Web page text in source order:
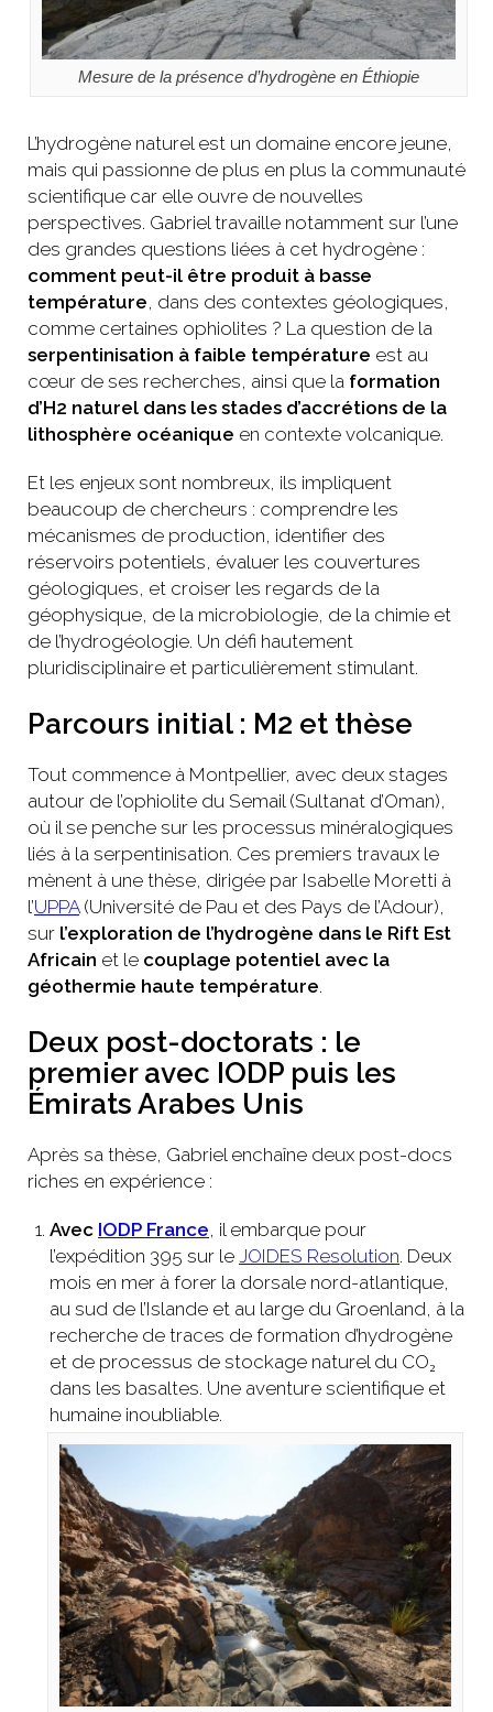
Mesure de la présence d’hydrogène en Éthiopie
L’hydrogène naturel est un domaine encore jeune,
mais qui passionne de plus en plus la communauté
scientifique car elle ouvre de nouvelles
perspectives. Gabriel travaille notamment sur l’une
des grandes questions liées à cet hydrogène :
comment peut-il être produit à basse
température, dans des contextes géologiques,
comme certaines ophiolites ? La question de la
serpentinisation à faible température est au
cœur de ses recherches, ainsi que la formation
d’H2 naturel dans les stades d’accrétions de la
lithosphère océanique en contexte volcanique.
Et les enjeux sont nombreux, ils impliquent
beaucoup de chercheurs : comprendre les
mécanismes de production, identifier des
réservoirs potentiels, évaluer les couvertures
géologiques, et croiser les regards de la
géophysique, de la microbiologie, de la chimie et
de l’hydrogéologie. Un défi hautement
pluridisciplinaire et particulièrement stimulant.
Parcours initial : M2 et thèse
Tout commence à Montpellier, avec deux stages
autour de l’ophiolite du Semail (Sultanat d’Oman),
où il se penche sur les processus minéralogiques
liés à la serpentinisation. Ces premiers travaux le
mènent à une thèse, dirigée par Isabelle Moretti à
l’UPPA (Université de Pau et des Pays de l’Adour),
sur l’exploration de l’hydrogène dans le Rift Est
Africain et le couplage potentiel avec la
géothermie haute température.
Deux post-doctorats : le
premier avec IODP puis les
Émirats Arabes Unis
Après sa thèse, Gabriel enchaîne deux post-docs
riches en expérience :
Avec IODP France, il embarque pour
l’expédition 395 sur le JOIDES Resolution. Deux
mois en mer à forer la dorsale nord-atlantique,
au sud de l’Islande et au large du Groenland, à la
recherche de traces de formation d’hydrogène
et de processus de stockage naturel du CO₂
dans les basaltes. Une aventure scientifique et
humaine inoubliable.